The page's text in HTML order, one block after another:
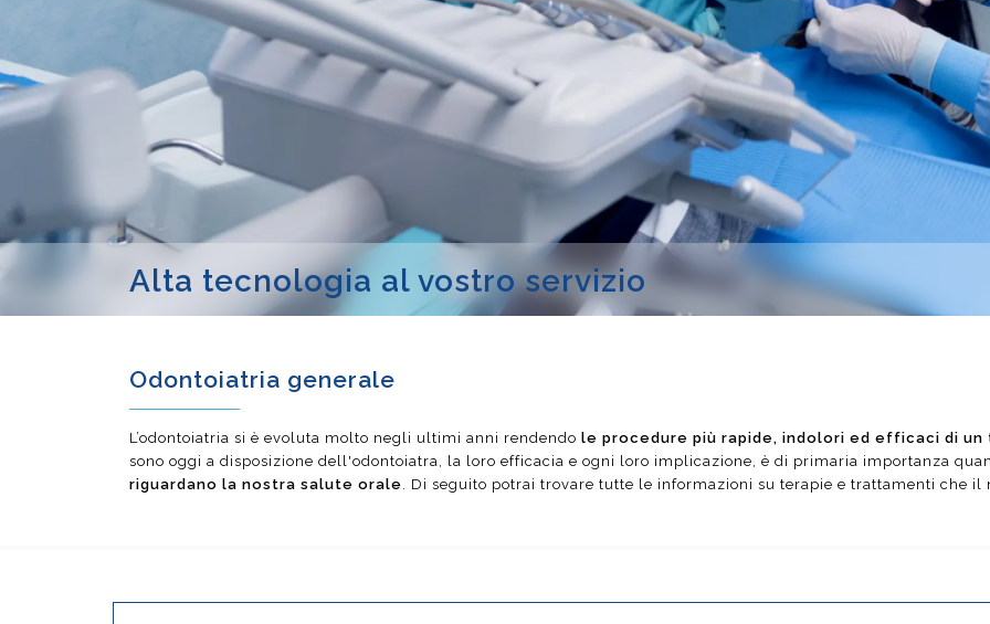
Alta tecnologia al vostro servizio
Odontoiatria generale
L’odontoiatria si è evoluta molto negli ultimi anni rendendo le procedure più rapide, indolori ed efficaci di un
sono oggi a disposizione dell'odontoiatra, la loro efficacia e ogni loro implicazione, è di primaria importanza
riguardano la nostra salute orale. Di seguito potrai trovare tutte le informazioni su terapie e trattamenti che il